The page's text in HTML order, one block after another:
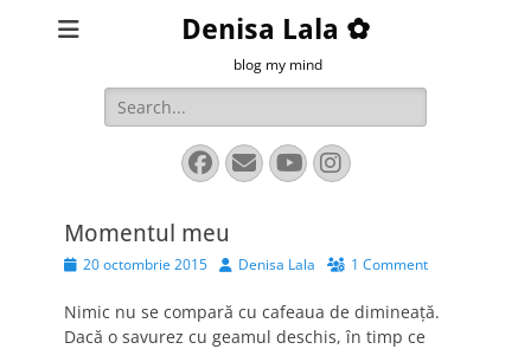
Denisa Lala ✿
blog my mind
Search
for:
Facebook
EmailYouTube
Instagram
Momentul meu
Posted
20 octombrie 2015 AuthorDenisa Lala 1 Comment
Nimic nu se compară cu cafeaua de dimineață.
Dacă o savurez cu geamul deschis, în timp ce